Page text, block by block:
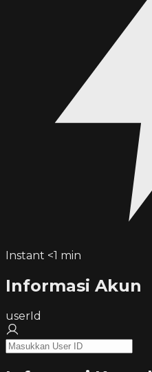
Instant <1 min
Informasi Akun
userId